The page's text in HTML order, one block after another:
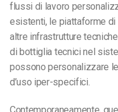
flussi di lavoro
esistenti, le piattaforme di
altre infrastrutture
di bottiglia tecnici nel
possono personalizzare
d’uso iper-specifici.